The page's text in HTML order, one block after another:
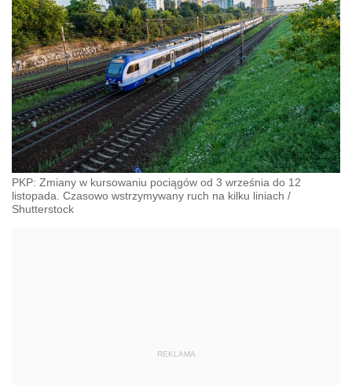
PKP: Zmiany w kursowaniu pociągów od 3 września do 12
listopada. Czasowo wstrzymywany ruch na kilku liniach /
Shutterstock